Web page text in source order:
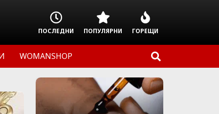
ПОСЛЕДНИ ПОПУЛЯРНИ ГОРЕЩИ
WOMANSHOP